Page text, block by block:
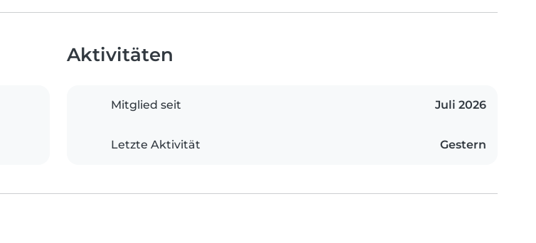
Aktivitäten
Mitglied seit Juli 2026
Letzte Aktivität Gestern